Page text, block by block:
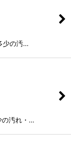
少の汚…
の汚れ・…